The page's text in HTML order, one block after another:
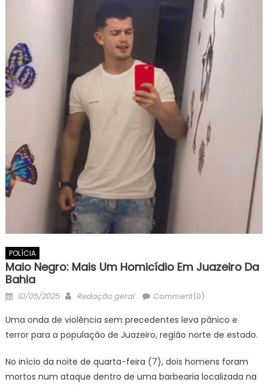
POLÍCIA
Maio Negro: Mais Um Homicídio Em Juazeiro Da
Bahia
Posted
10/05/2025 Author
Redação geral Comment(0)
Uma onda de violência sem precedentes leva pânico e
terror para a população de Juazeiro, região norte de estado.
No início da noite de quarta-feira (7), dois homens foram
mortos num ataque dentro de uma barbearia localizada na